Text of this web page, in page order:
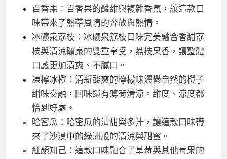
百香果：百香果的酸甜與複雜香氣，讓這款口
味帶來了熱帶風情的奔放與熱情。
冰礦泉荔枝：冰礦泉荔枝口味完美融合香甜荔
枝與清涼礦泉的雙重享受，荔枝果香，讓整體
口感更加清爽、不膩口。
凍檸冰橙：清新酸爽的檸檬味濃鬱自然的橙子
甜味交融，回味還有薄荷清涼。甜度、涼度都
恰到好處。
哈密瓜：哈密瓜的清甜與多汁，讓這款口味帶
來了沙漠中的綠洲般的清涼與甜蜜。
紅顏知己：這款口味融合了草莓與其他莓果的